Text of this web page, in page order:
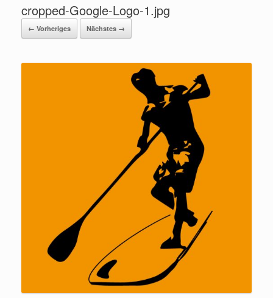
cropped-Google-Logo-1.jpg
← Vorheriges Nächstes →